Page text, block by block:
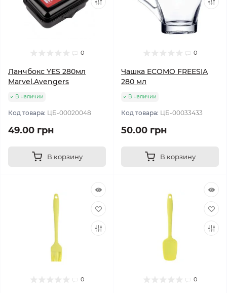
0
Ланчбокс YES 280мл
Marvel.Avengers
В наличии
Код товара: ЦБ-00020048
49.00 грн
В корзину
0
Чашка ECOMO FREESIA
280 мл
В наличии
Код товара: ЦБ-00033433
50.00 грн
В корзину
0 0